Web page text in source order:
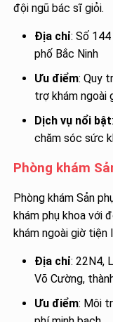
đội ngũ bác sĩ giỏi.
Địa chỉ: Số
phố Bắc Ninh
Ưu điểm: Quy
trợ khám ngoài
Dịch vụ nổi bật
chăm sóc sức
Phòng khám
Phòng khám Sản
khám phụ khoa với
khám ngoài giờ tiện
Địa chỉ: 22N4,
Võ Cường,
Ưu điểm: Môi